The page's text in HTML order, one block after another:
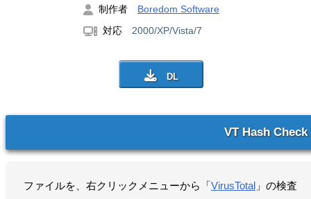
制作者 Boredom Software
対応 2000/XP/Vista/7
VT Hash Check
ファイルを、右クリックメニューから「VirusTotal 」の検査